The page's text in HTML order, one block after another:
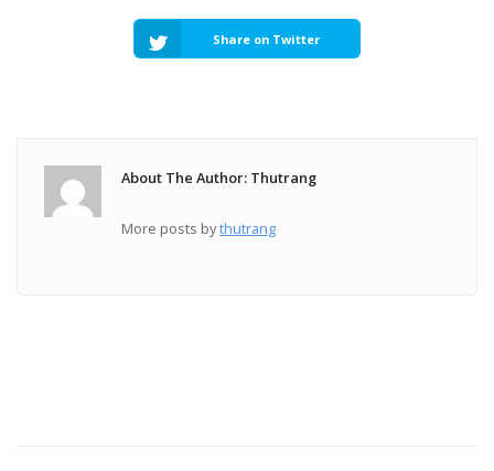
Share on Twitter
About The Author: Thutrang
More posts bythutrang